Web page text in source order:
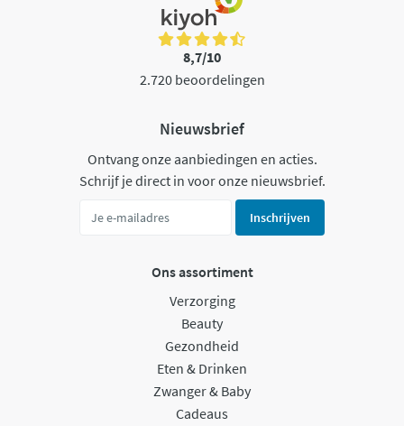
8,7/10
2.720 beoordelingen
Nieuwsbrief
Ontvang onze aanbiedingen en acties.
Schrijf je direct in voor onze nieuwsbrief.
Inschrijven
Ons assortiment
Verzorging
Beauty
Gezondheid
Eten & Drinken
Zwanger & Baby
Cadeaus